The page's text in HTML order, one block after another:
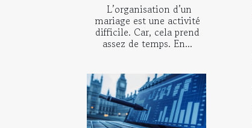
L’organisation d’un
mariage est une activité
difficile. Car, cela prend
assez de temps. En...